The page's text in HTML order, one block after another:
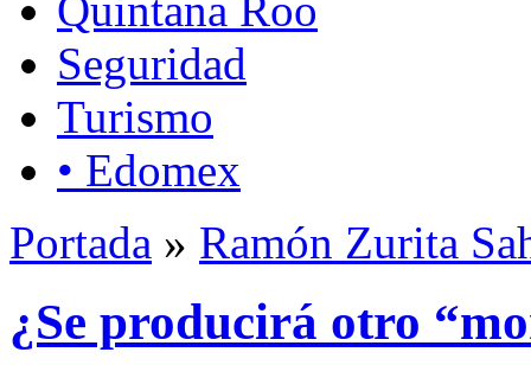
Seguridad
Turismo
• Edomex
Portada » Ramón Zurita
¿Se producirá otro